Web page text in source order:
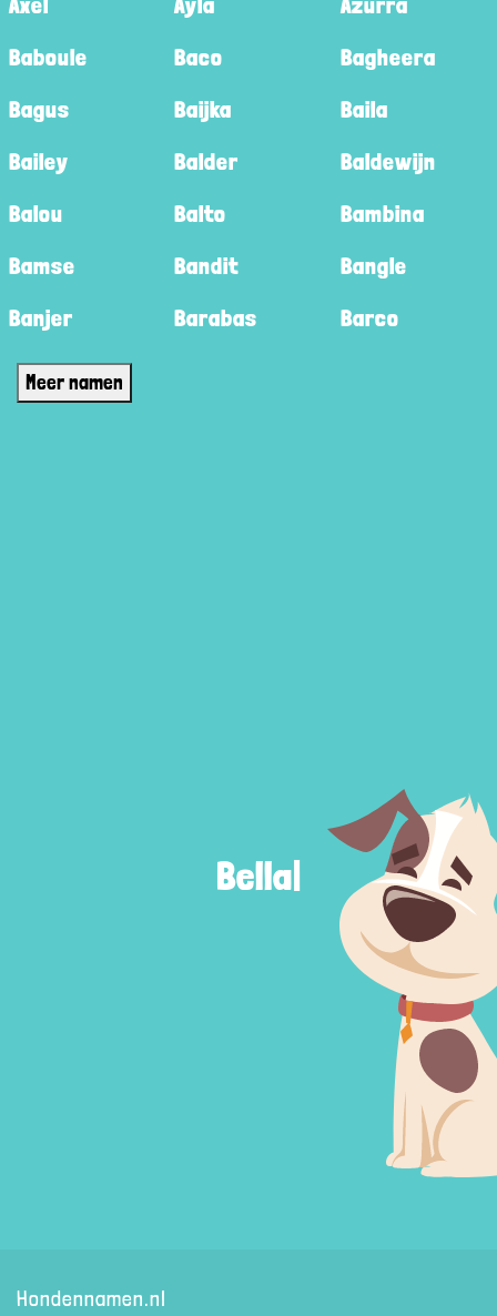
Baboule
Baco
Bagheera
Bagus
Baijka
Baila
Bailey
Balder
Baldewijn
Balou
Balto
Bambina
Bamse
Bandit
Bangle
Banjer
Barabas Barco
Meer namen
Bella|
Hondennamen.nl